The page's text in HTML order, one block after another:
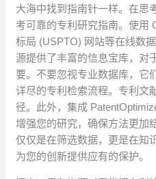
大海中找到指南针一样。在思
考可靠的专利研究指南。使用
标局 (USPTO) 网站等在线数
源提供了丰富的信息宝库，对
要。不要忽视专业数据库，它
详尽的专利检索流程。专利文
径。此外，集成
增强您的研究，确保方法更加
仅仅是在筛选数据，更是在知
为您的创新提供应有的保护。